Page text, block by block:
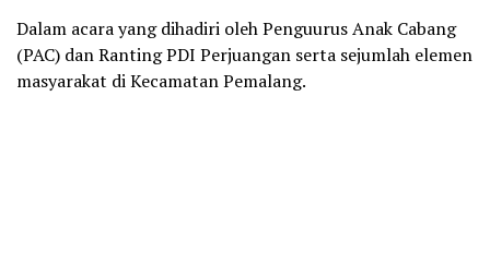
Dalam acara yang dihadiri oleh Penguurus Anak Cabang
(PAC) dan Ranting PDI Perjuangan serta sejumlah elemen
masyarakat di Kecamatan Pemalang.